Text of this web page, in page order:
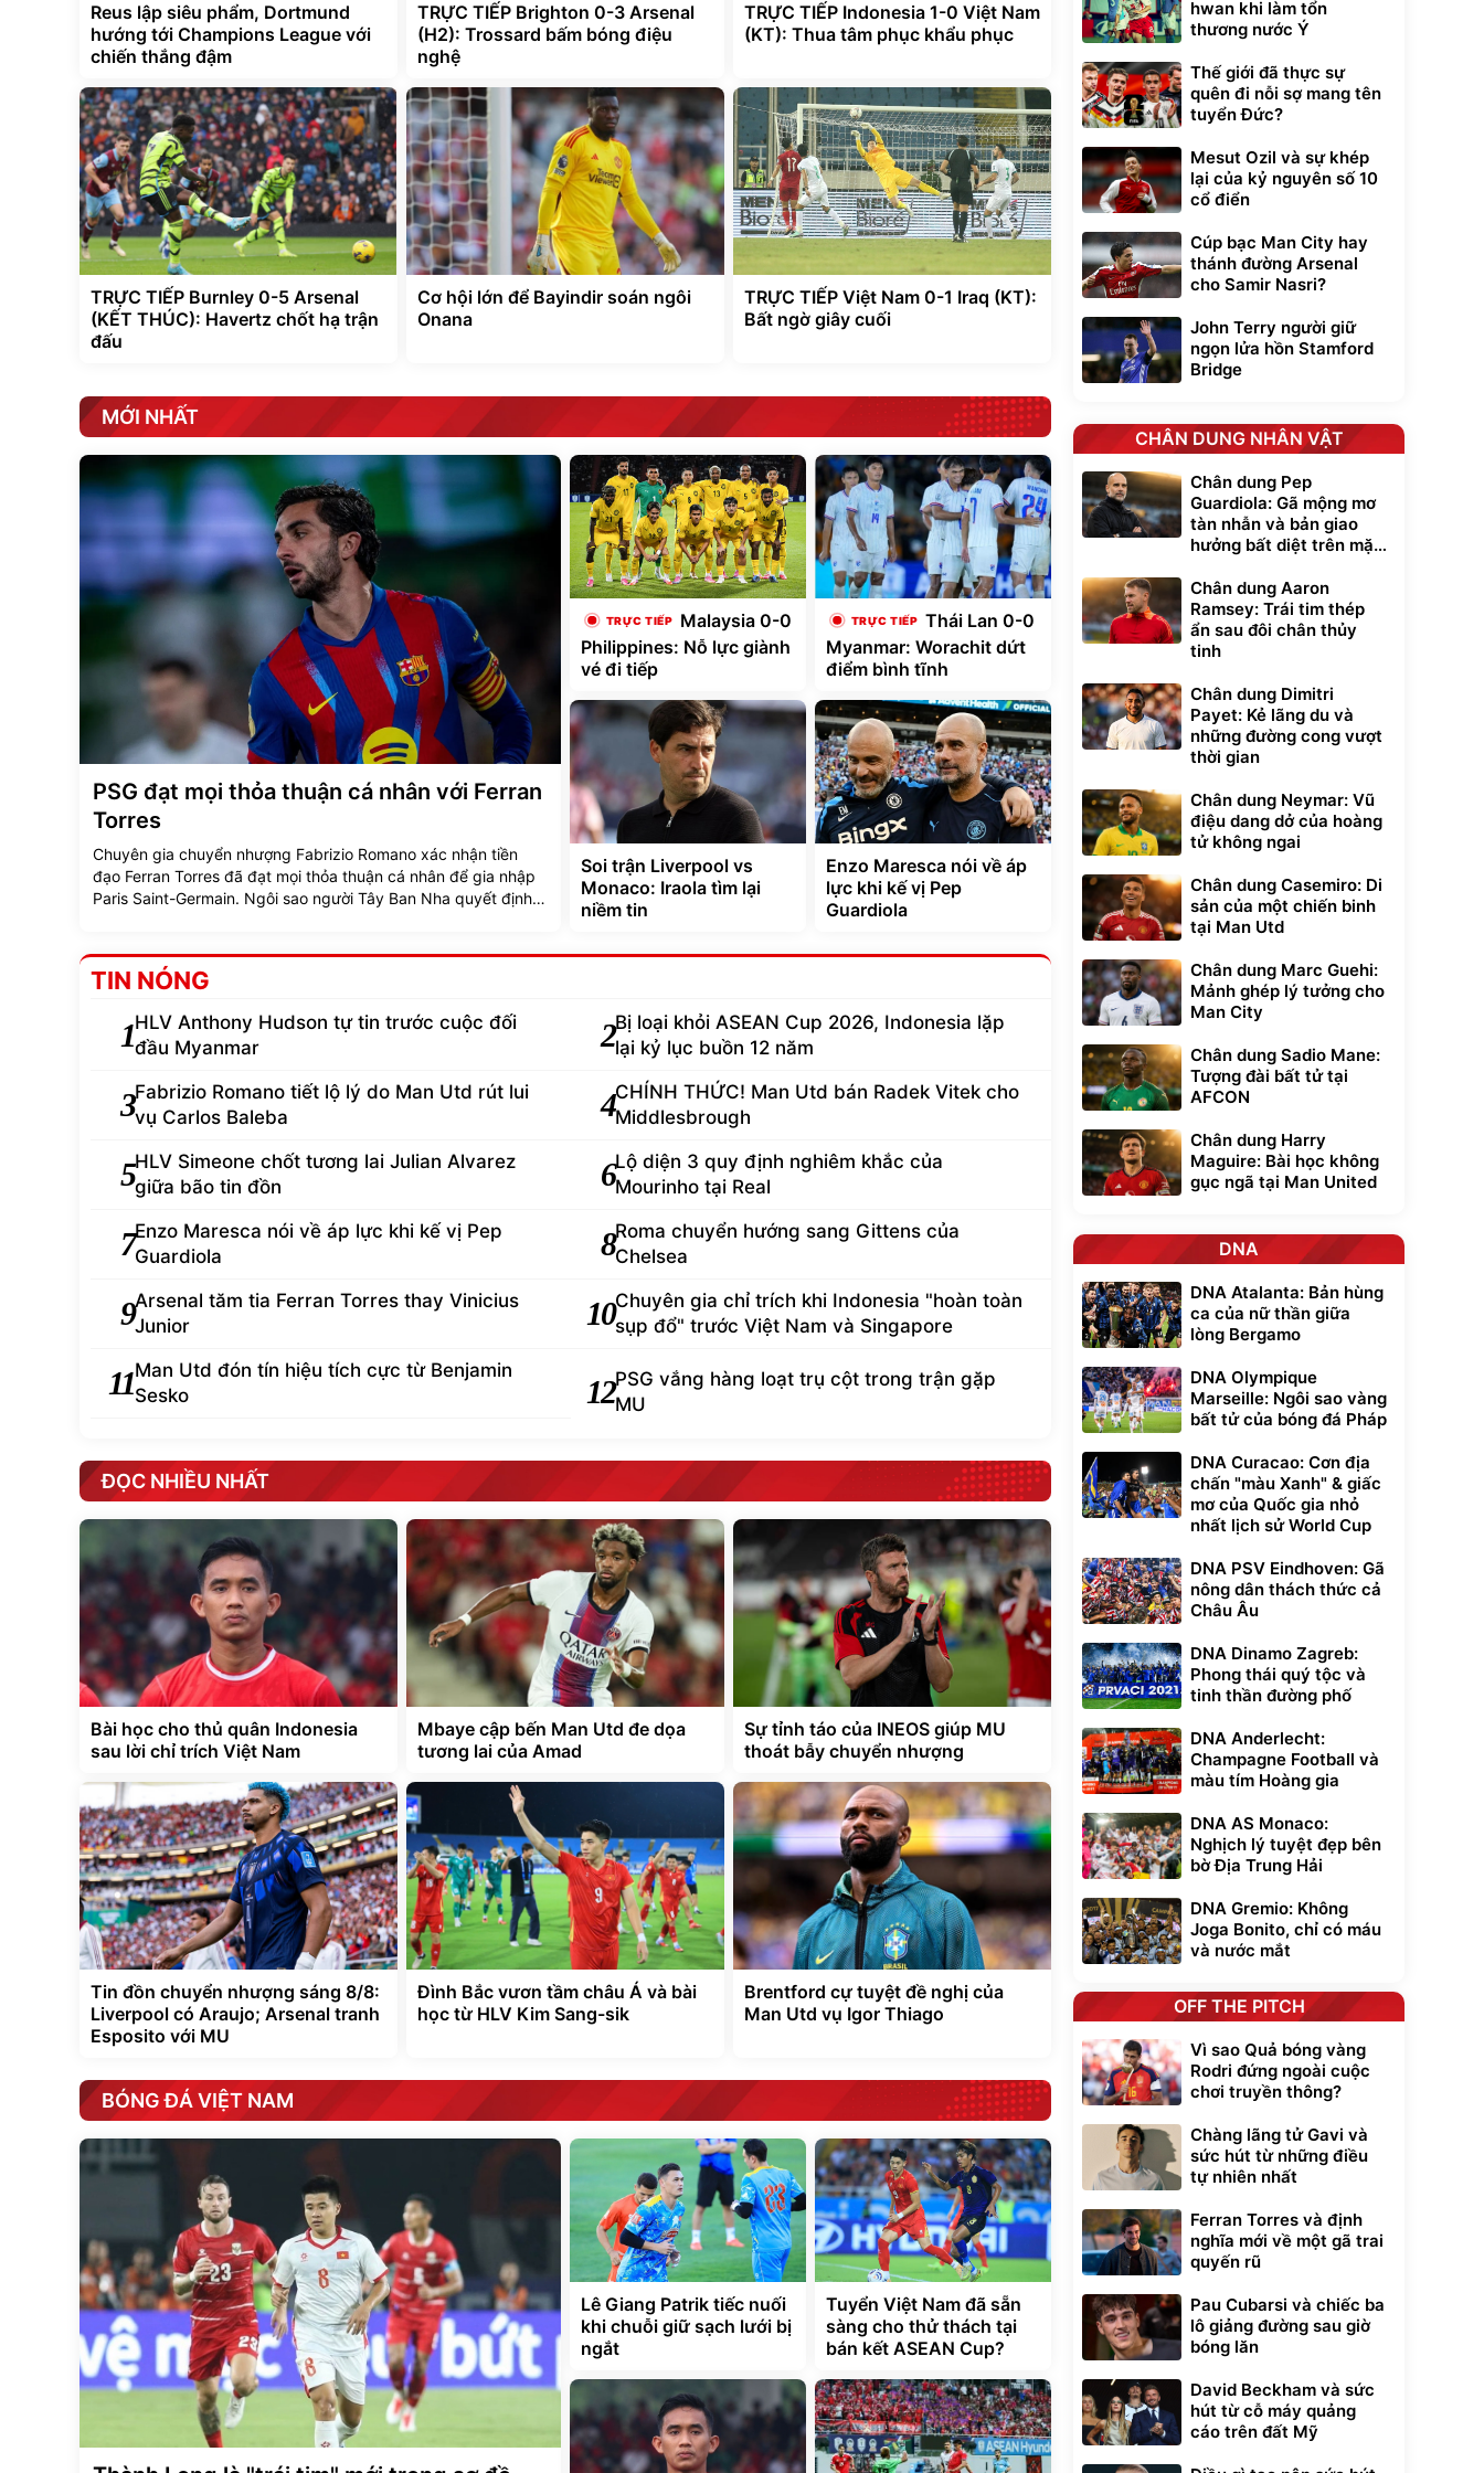
Reus lập siêu phẩm, Dortmund
hướng tới Champions League với
chiến thắng đậm
TRỰC TIẾP Brighton 0-3 Arsenal
(H2): Trossard bấm bóng điệu
nghệ
TRỰC TIẾP Indonesia 1-0 Việt Nam
(KT): Thua tâm phục khẩu phục
TRỰC TIẾP Burnley 0-5 Arsenal
(KẾT THÚC): Havertz chốt hạ trận
đấu
Cơ hội lớn để Bayindir soán ngôi
Onana
TRỰC TIẾP Việt Nam 0-1 Iraq (KT):
Bất ngờ giây cuối
MỚI NHẤT
PSG đạt mọi thỏa thuận cá nhân với Ferran
Torres
Chuyên gia chuyển nhượng Fabrizio Romano xác nhận tiền
đạo Ferran Torres đã đạt mọi thỏa thuận cá nhân để gia nhập
Paris Saint-Germain. Ngôi sao người Tây Ban Nha quyết định
Malaysia 0-0
Philippines: Nỗ lực giành
vé đi tiếp
Thái Lan 0-0
Myanmar: Worachit dứt
điểm bình tĩnh
Soi trận Liverpool vs
Monaco: Iraola tìm lại
niềm tin
Enzo Maresca nói về áp
lực khi kế vị Pep
Guardiola
TIN NÓNG
1HLV Anthony Hudson tự tin trước cuộc đối
đầu Myanmar
2Bị loại khỏi ASEAN Cup 2026, Indonesia lặp
lại kỷ lục buồn 12 năm
3Fabrizio Romano tiết lộ lý do Man Utd rút lui
vụ Carlos Baleba
4CHÍNH THỨC! Man Utd bán Radek Vitek cho
Middlesbrough
5HLV Simeone chốt tương lai Julian Alvarez
giữa bão tin đồn
6Lộ diện 3 quy định nghiêm khắc của
Mourinho tại Real
7Enzo Maresca nói về áp lực khi kế vị Pep
Guardiola
8Roma chuyển hướng sang Gittens của
Chelsea
9Arsenal tăm tia Ferran Torres thay Vinicius
Junior
10Chuyên gia chỉ trích khi Indonesia "hoàn toàn
sụp đổ" trước Việt Nam và Singapore
11Man Utd đón tín hiệu tích cực từ Benjamin
Sesko
12PSG vắng hàng loạt trụ cột trong trận gặp
MU
ĐỌC NHIỀU NHẤT
Bài học cho thủ quân Indonesia
sau lời chỉ trích Việt Nam
Mbaye cập bến Man Utd đe dọa
tương lai của Amad
Sự tỉnh táo của INEOS giúp MU
thoát bẫy chuyển nhượng
Tin đồn chuyển nhượng sáng 8/8:
Liverpool có Araujo; Arsenal tranh
Esposito với MU
Đình Bắc vươn tầm châu Á và bài
học từ HLV Kim Sang-sik
Brentford cự tuyệt đề nghị của
Man Utd vụ Igor Thiago
BÓNG ĐÁ VIỆT NAM
Lê Giang Patrik tiếc nuối
khi chuỗi giữ sạch lưới bị
ngắt
Tuyển Việt Nam đã sẵn
sàng cho thử thách tại
bán kết ASEAN Cup?
hwan khi làm tổn
thương nước Ý
Thế giới đã thực sự
quên đi nỗi sợ mang tên
tuyển Đức?
Mesut Ozil và sự khép
lại của kỷ nguyên số 10
cổ điển
Cúp bạc Man City hay
thánh đường Arsenal
cho Samir Nasri?
John Terry người giữ
ngọn lửa hồn Stamford
Bridge
CHÂN DUNG NHÂN VẬT
Chân dung Pep
Guardiola: Gã mộng mơ
tàn nhẫn và bản giao
hưởng bất diệt trên mặt
Chân dung Aaron
Ramsey: Trái tim thép
ẩn sau đôi chân thủy
tinh
Chân dung Dimitri
Payet: Kẻ lãng du và
những đường cong vượt
thời gian
Chân dung Neymar: Vũ
điệu dang dở của hoàng
tử không ngai
Chân dung Casemiro: Di
sản của một chiến binh
tại Man Utd
Chân dung Marc Guehi:
Mảnh ghép lý tưởng cho
Man City
Chân dung Sadio Mane:
Tượng đài bất tử tại
AFCON
Chân dung Harry
Maguire: Bài học không
gục ngã tại Man United
DNA
DNA Atalanta: Bản hùng
ca của nữ thần giữa
lòng Bergamo
DNA Olympique
Marseille: Ngôi sao vàng
bất tử của bóng đá Pháp
DNA Curacao: Cơn địa
chấn "màu Xanh" & giấc
mơ của Quốc gia nhỏ
nhất lịch sử World Cup
DNA PSV Eindhoven: Gã
nông dân thách thức cả
Châu Âu
DNA Dinamo Zagreb:
Phong thái quý tộc và
tinh thần đường phố
DNA Anderlecht:
Champagne Football và
màu tím Hoàng gia
DNA AS Monaco:
Nghịch lý tuyệt đẹp bên
bờ Địa Trung Hải
DNA Gremio: Không
Joga Bonito, chỉ có máu
và nước mắt
OFF THE PITCH
Vì sao Quả bóng vàng
Rodri đứng ngoài cuộc
chơi truyền thông?
Chàng lãng tử Gavi và
sức hút từ những điều
tự nhiên nhất
Ferran Torres và định
nghĩa mới về một gã trai
quyến rũ
Pau Cubarsi và chiếc ba
lô giảng đường sau giờ
bóng lăn
David Beckham và sức
hút từ cỗ máy quảng
cáo trên đất Mỹ